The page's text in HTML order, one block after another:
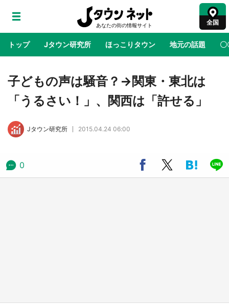
全国
トップ Jタウン研究所 ほっこりタウン 地元の話題 〇
地域×二次元 絶景 あの時はありがとう 物語がはじ
公式プロモ動画で「聖地」が生産されてます
『薬屋のひとりごと』の〝舞〟の世界に入り込
む 六本木ヒルズ展望台でコラボ、本邦初公開
子どもの声は騒音？→関東・東北は
「うるさい！」、関西は「許せる」
Jタウン研究所 2015.04.24 06:00
0